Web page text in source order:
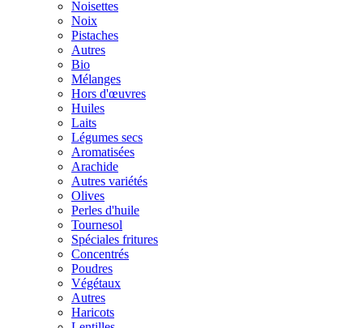
Noisettes
Noix
Pistaches
Autres
Bio
Mélanges
Hors d'œuvres
Huiles
Laits
Légumes secs
Aromatisées
Arachide
Autres variétés
Olives
Perles d'huile
Tournesol
Spéciales fritures
Concentrés
Poudres
Végétaux
Autres
Haricots